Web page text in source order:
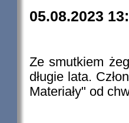
05.08.2023
Ze smutkiem
długie lata.
Materiały" od